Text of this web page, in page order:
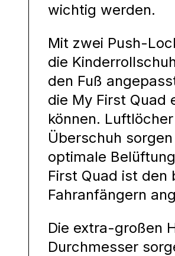
wichtig werden.
Mit zwei Push-
die
den Fuß
die My First Quad
können.
Überschuh
optimale
First Quad ist den
Fahranfängern
Die extra-großen
Durchmesser